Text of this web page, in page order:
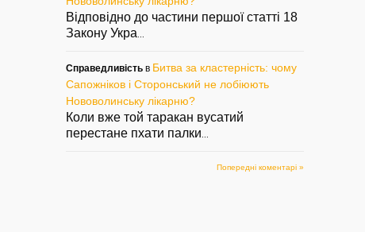
попався. Знову
Паша, знову Лисий?
— 05/08/2022
Сторонському
Відповідно до частини першої статті 18
Закону Укра
Справедливість в Битва за кластерність: чому
Сапожніков і Сторонський не лобіюють
Нововолинську лікарню?
Коли вже той таракан вусатий
перестане пхати палки
Попередні коментарі »